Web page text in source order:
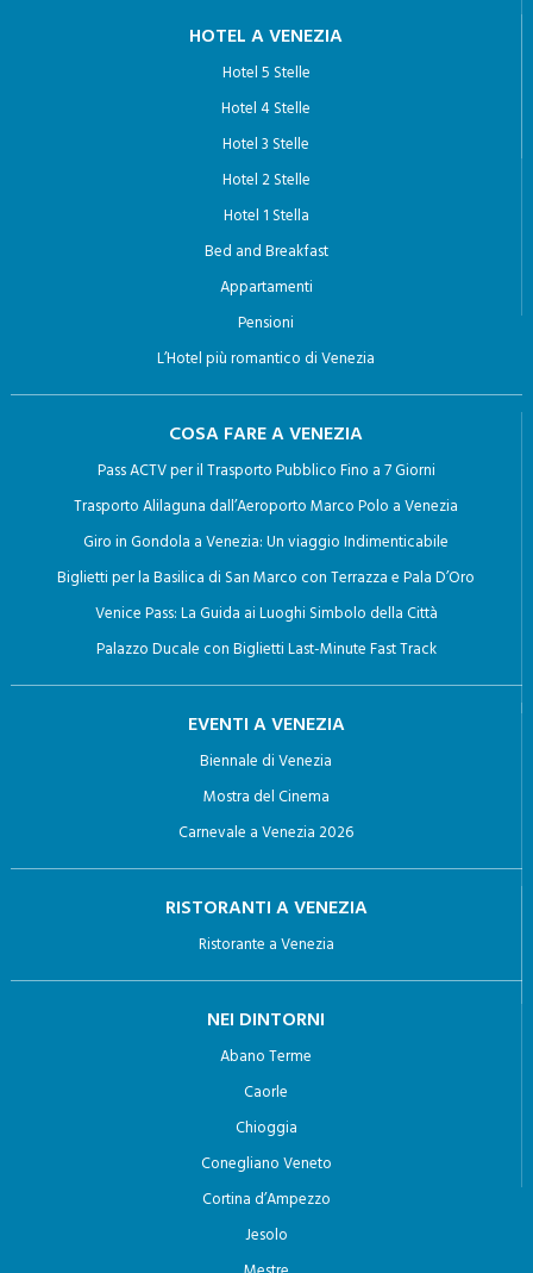
HOTEL A VENEZIA
Hotel 5 Stelle
Hotel 4 Stelle
Hotel 3 Stelle
Hotel 2 Stelle
Hotel 1 Stella
Bed and Breakfast
Appartamenti
Pensioni
L’Hotel più romantico di Venezia
COSA FARE A VENEZIA
Pass ACTV per il Trasporto Pubblico Fino a 7 Giorni
Trasporto Alilaguna dall’Aeroporto Marco Polo a Venezia
Giro in Gondola a Venezia: Un viaggio Indimenticabile
Biglietti per la Basilica di San Marco con Terrazza e Pala D’Oro
Venice Pass: La Guida ai Luoghi Simbolo della Città
Palazzo Ducale con Biglietti Last-Minute Fast Track
EVENTI A VENEZIA
Biennale di Venezia
Mostra del Cinema
Carnevale a Venezia 2026
RISTORANTI A VENEZIA
Ristorante a Venezia
NEI DINTORNI
Abano Terme
Caorle
Chioggia
Conegliano Veneto
Cortina d’Ampezzo
Jesolo